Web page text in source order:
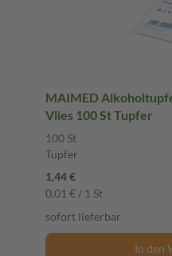
MAIMED
Vlies 100 St Tupfer
100 St
Tupfer
1,44 €
0,01 € / 1 St
sofort lieferbar
In den